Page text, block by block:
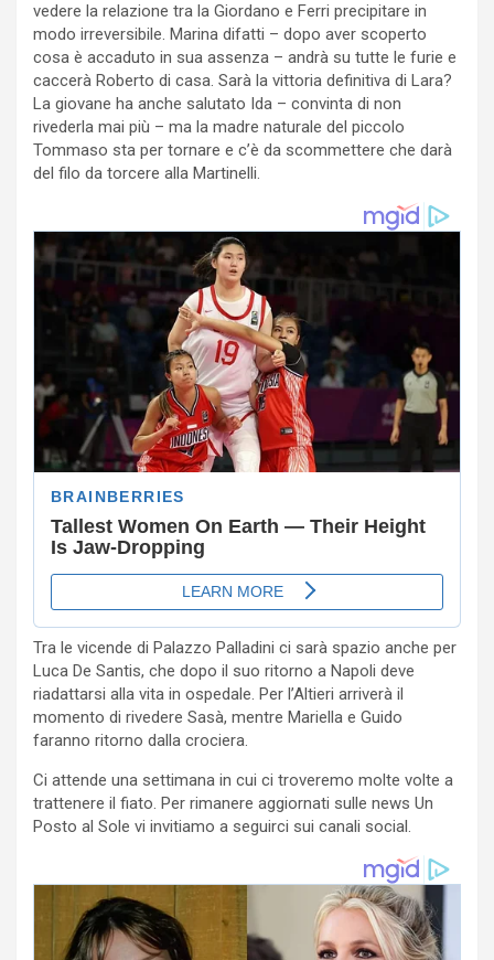
vedere la relazione tra la Giordano e Ferri precipitare in
modo irreversibile. Marina difatti – dopo aver scoperto
cosa è accaduto in sua assenza – andrà su tutte le furie e
caccerà Roberto di casa. Sarà la vittoria definitiva di Lara?
La giovane ha anche salutato Ida – convinta di non
rivederla mai più – ma la madre naturale del piccolo
Tommaso sta per tornare e c’è da scommettere che darà
del filo da torcere alla Martinelli.
Tra le vicende di Palazzo Palladini ci sarà spazio anche per
Luca De Santis, che dopo il suo ritorno a Napoli deve
riadattarsi alla vita in ospedale. Per l’Altieri arriverà il
momento di rivedere Sasà, mentre Mariella e Guido
faranno ritorno dalla crociera.
Ci attende una settimana in cui ci troveremo molte volte a
trattenere il fiato. Per rimanere aggiornati sulle news Un
Posto al Sole vi invitiamo a seguirci sui canali social.